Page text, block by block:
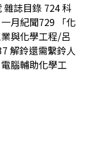
誌目錄 724 科
月紀聞729 「化
與化學工程/呂
解鈴還需繫鈴人
腦輔助化學工